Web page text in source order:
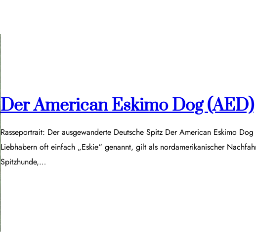
Der American Eskimo Dog (AED)
Rasseportrait: Der ausgewanderte Deutsche Spitz Der American Eskimo
Liebhabern oft einfach „Eskie“ genannt, gilt als nordamerikanischer
Spitzhunde,…